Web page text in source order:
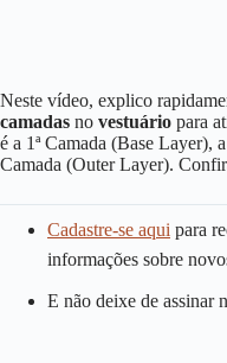
Neste vídeo, explico
camadas no vestuário para
é a 1ª Camada (Base Layer),
Camada (Outer Layer).
Cadastre-se aqui para
informações sobre
E não deixe de assinar